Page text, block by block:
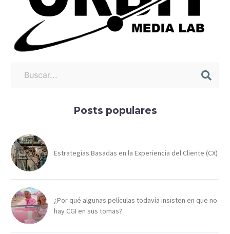
Posts populares
Estrategias Basadas en la Experiencia del Cliente (CX)
¿Por qué algunas películas todavía insisten en que no
hay CGI en sus tomas?